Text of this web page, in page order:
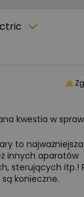
kwestia w
to
innych aparatów
sterujących itp.!
konieczne.